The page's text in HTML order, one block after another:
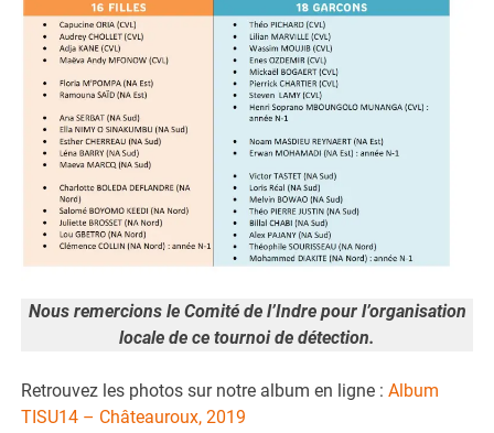
Nous remercions le Comité de l’Indre pour l’organisation
locale de ce tournoi de détection.
Retrouvez les photos sur notre album en ligne :Album
TISU14 – Châteauroux, 2019